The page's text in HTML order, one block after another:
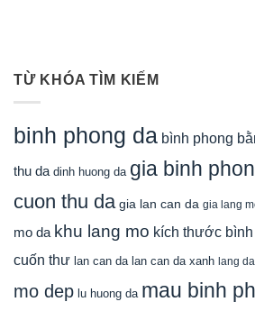
TỪ KHÓA TÌM KIẾM
binh phong da bình phong
thu da dinh huong da gia binh
cuon thu da gia lan can da gia lang
mo da khu lang mo kích thước
cuốn thư lan can da lan can da xanh lang da
mo dep lu huong da mau binh